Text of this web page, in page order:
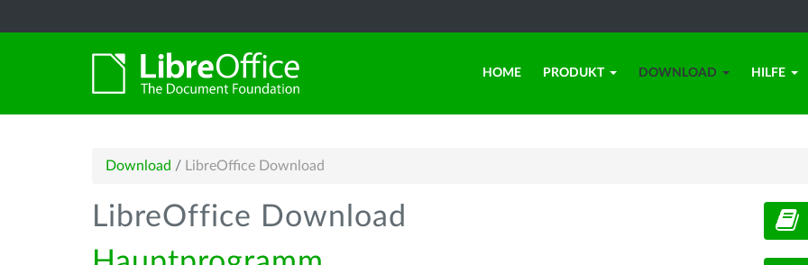
HOME PRODUKT DOWNLOAD HILFE
Download / LibreOffice Download
LibreOffice Download